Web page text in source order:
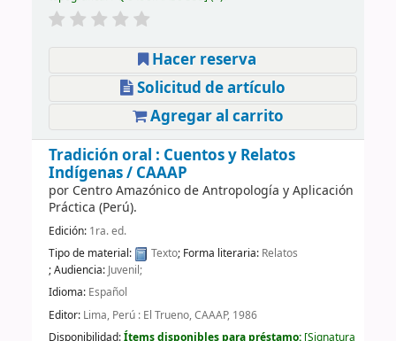
Hacer reserva
Solicitud de artículo
Agregar al carrito
Tradición oral : Cuentos y Relatos
Indígenas / CAAAP
por Centro Amazónico de Antropología y Aplicación
Práctica (Perú).
Edición: 1ra. ed.
Tipo de material:
Texto; Forma literaria: Relatos
; Audiencia: Juvenil;
Idioma: Español
Editor: Lima, Perú : El Trueno, CAAAP, 1986
Disponibilidad:Ítems disponibles para préstamo: Signatura